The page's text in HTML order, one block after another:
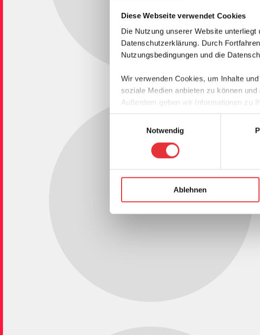
Diese Webseite verwendet Cookies
Die Nutzung unserer Website
Datenschutzerklärung. Durch
Nutzungsbedingungen und die
Wir verwenden Cookies, um Inhalte
soziale Medien anbieten zu können
Außerdem geben wir Informationen zu
Partner für soziale Medien, Werbung
Informationen möglicherweise mit
Notwendig
Ablehnen